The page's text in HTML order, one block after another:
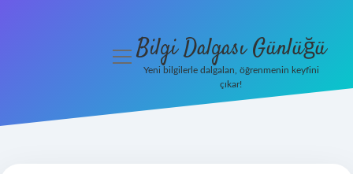
menüyüBilgi Dalgası Günlüğü
Yeni bilgilerle dalgalan, öğrenmenin keyfini
çıkar!